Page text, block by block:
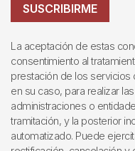
SUSCRIBIRME
La aceptación de estas
consentimiento al
prestación de los servicios
en su caso, para realizar
administraciones o
tramitación, y la posterior
automatizado. Puede